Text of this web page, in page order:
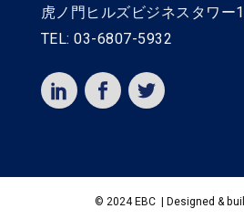
虎ノ門ヒルズビジネスタワー
TEL: 03-6807-5932
© 2024 EBC | Designed &